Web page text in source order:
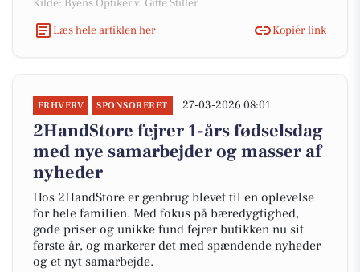
Kilde: Byens Optiker v. Gitte Stiller
Læs hele artiklen her
Kopiér link
ERHVERV SPONSORERET 27-03-2026 08:01
2HandStore fejrer 1-års fødselsdag
med nye samarbejder og masser af
nyheder
Hos 2HandStore er genbrug blevet til en oplevelse
for hele familien. Med fokus på bæredygtighed,
gode priser og unikke fund fejrer butikken nu sit
første år, og markerer det med spændende nyheder
og et nyt samarbejde.